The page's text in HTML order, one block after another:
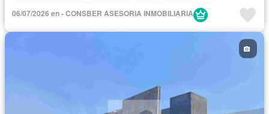
Cuarto de Limpieza
Zonas verdes
06/07/2026 en - CONSBER ASESORIA INMOBILIARIA